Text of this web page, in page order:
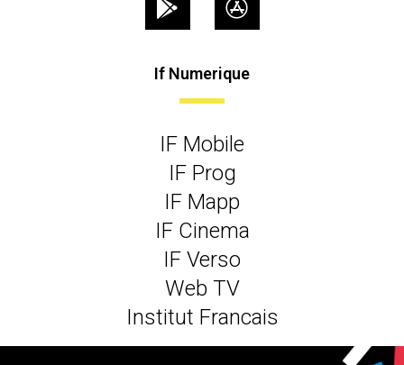
If Numerique
IF Mobile
IF Prog
IF Mapp
IF Cinema
IF Verso
Web TV
Institut Francais